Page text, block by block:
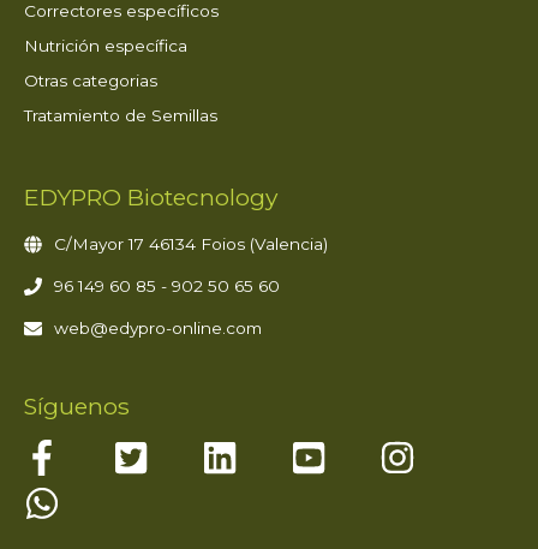
Correctores específicos
Nutrición específica
Otras categorias
Tratamiento de Semillas
EDYPRO Biotecnology
C/Mayor 17 46134 Foios (Valencia)
96 149 60 85 - 902 50 65 60
web@edypro-online.com
Síguenos